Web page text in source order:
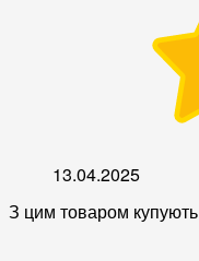
13.04.2025
З цим товаром купують